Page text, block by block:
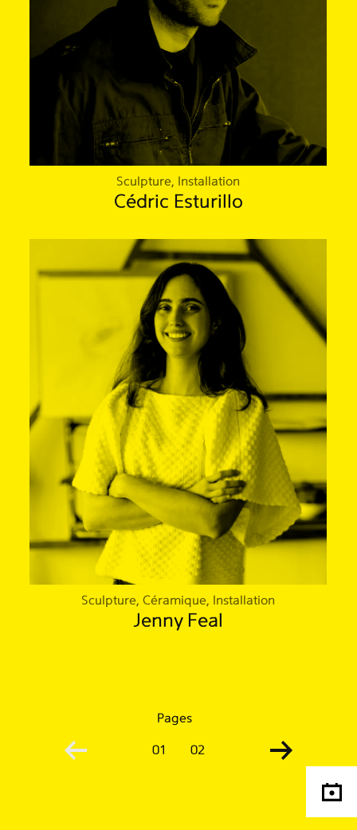
Sculpture, Installation
Cédric Esturillo
Sculpture, Céramique, Installation
Jenny Feal
Pages
01 02